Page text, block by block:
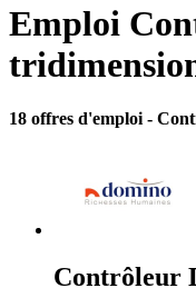
Emploi
18 offres d'emploi -
Contrôleur